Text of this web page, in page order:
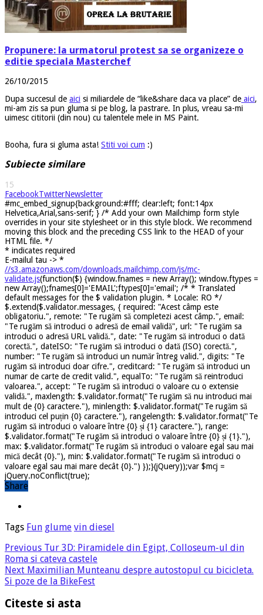
Propunere: la urmatorul protest sa se organizeze o
editie speciala Masterchef
26/10/2015
Dupa succesul de aici si miliardele de “like&share daca va place” de aici,
mi-am zis sa pun gluma si pe blog, la pastrare. In plus, vreau sa-mi
uimesc cititorii (din nou) cu talentele mele in MS Paint.
Booha, fura si gluma asta! Stiti voi cum :)
Subiecte similare
15
FacebookTwitterNewsletter
#mc_embed_signup{background:#fff; clear:left; font:14px
Helvetica,Arial,sans-serif; } /* Add your own Mailchimp form style
overrides in your site stylesheet or in this style block. We recommend
moving this block and the preceding CSS link to the HEAD of your
HTML file. */
* indicates required
E-mailul tau -> *
//s3.amazonaws.com/downloads.mailchimp.com/js/mc-
validate.js(function($) {window.fnames = new Array(); window.ftypes =
new Array();fnames[0]='EMAIL';ftypes[0]='email'; /* * Translated
default messages for the $ validation plugin. * Locale: RO */
$.extend($.validator.messages, { required: "Acest câmp este
obligatoriu.", remote: "Te rugăm să completezi acest câmp.", email:
"Te rugăm să introduci o adresă de email validă", url: "Te rugăm sa
introduci o adresă URL validă.", date: "Te rugăm să introduci o dată
corectă.", dateISO: "Te rugăm să introduci o dată (ISO) corectă.",
number: "Te rugăm să introduci un număr întreg valid.", digits: "Te
rugăm să introduci doar cifre.", creditcard: "Te rugăm să introduci un
numar de carte de credit valid.", equalTo: "Te rugăm să reintroduci
valoarea.", accept: "Te rugăm să introduci o valoare cu o extensie
validă.", maxlength: $.validator.format("Te rugăm să nu introduci mai
mult de {0} caractere."), minlength: $.validator.format("Te rugăm să
introduci cel puțin {0} caractere."), rangelength: $.validator.format("Te
rugăm să introduci o valoare între {0} și {1} caractere."), range:
$.validator.format("Te rugăm să introduci o valoare între {0} și {1}."),
max: $.validator.format("Te rugăm să introduci o valoare egal sau mai
mică decât {0}."), min: $.validator.format("Te rugăm să introduci o
valoare egal sau mai mare decât {0}.") });}(jQuery));var $mcj =
jQuery.noConflict(true);
Share
Tags Fun glume vin diesel
Previous Tur 3D: Piramidele din Egipt, Colloseum-ul din
Roma si cateva castele
Next Maximilian Munteanu despre autostopul cu bicicleta.
Si poze de la BikeFest
Citeste si asta